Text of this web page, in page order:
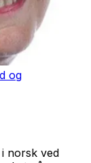
og
norsk ved